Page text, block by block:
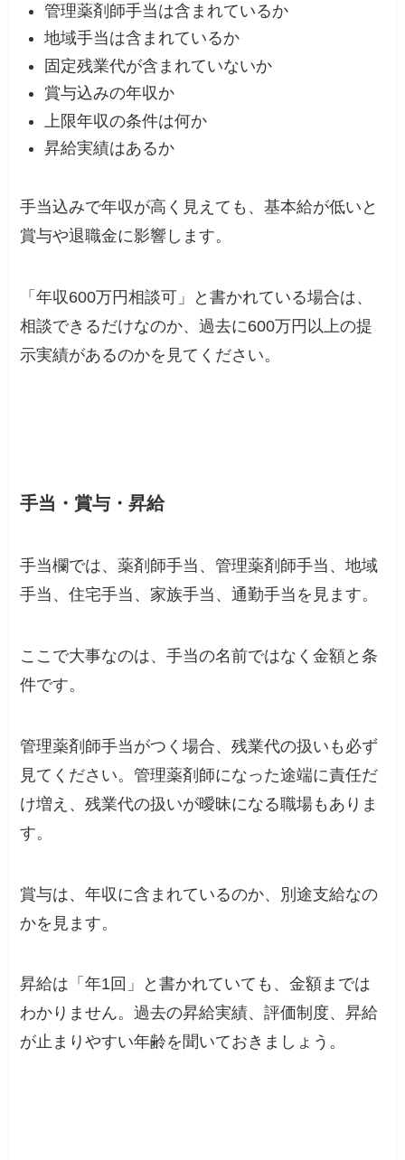
管理薬剤師手当は含まれているか
地域手当は含まれているか
固定残業代が含まれていないか
賞与込みの年収か
上限年収の条件は何か
昇給実績はあるか
手当込みで年収が高く見えても、基本給が低いと
賞与や退職金に影響します。
「年収600万円相談可」と書かれている場合は、
相談できるだけなのか、過去に600万円以上の提
示実績があるのかを見てください。
手当・賞与・昇給
手当欄では、薬剤師手当、管理薬剤師手当、地域
手当、住宅手当、家族手当、通勤手当を見ます。
ここで大事なのは、手当の名前ではなく金額と条
件です。
管理薬剤師手当がつく場合、残業代の扱いも必ず
見てください。管理薬剤師になった途端に責任だ
け増え、残業代の扱いが曖昧になる職場もありま
す。
賞与は、年収に含まれているのか、別途支給なの
かを見ます。
昇給は「年1回」と書かれていても、金額までは
わかりません。過去の昇給実績、評価制度、昇給
が止まりやすい年齢を聞いておきましょう。